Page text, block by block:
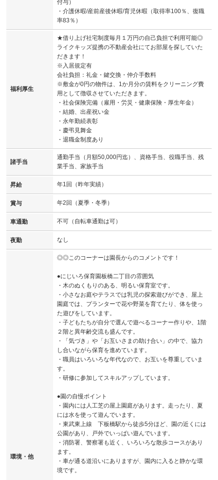
付与）
・介護休暇/産前産後休暇/育児休暇（取得率100％、復職
率83％）
福利厚生
★借り上げ社宅制度毎月１万円の自己負担で利用可能◎
ライクキッズ提携の不動産会社にてお部屋を探していた
だきます！
※入居規定有
会社負担：礼金・鍵交換・仲介手数料
※敷金が0円の物件は、1か月分の賃料をクリーニング費
用として徴収させていただきます。
・社会保険完備（雇用・労災・健康保険・厚生年金）
・結婚、出産祝い金
・永年勤続表彰
・慶弔見舞金
・退職金制度あり
諸手当
通勤手当（月額50,000円迄）、資格手当、役職手当、残
業手当、家族手当
昇給 年1回（昨年実績）
賞与 年2回（夏季・冬季）
車通勤 不可（自転車通勤は可）
夜勤 なし
環境・他
◎◎このコーナーは園長からのコメントです！
●にじいろ保育園板橋二丁目の雰囲気
・木のぬくもりのある、明るい保育室です。
・小さなお庭やテラスでは乳児の探索遊びができ、屋上
園庭では、プランターで花や野菜を育てたり、体を使っ
た遊びをしています。
・子どもたちが自分で選んで遊べるコーナー作りや、1階
２階と異年齢交流も盛んです。
・「気づき」や「お互いさまの助け合い」の中で、協力
し合いながら保育を進めています。
・職員はいろいろな年代なので、お互いを尊重していま
す。
・研修に参加してスキルアップしています。
●園の自慢ポイント
・園内には人工芝の屋上園庭があります。走ったり、夏
には水を使って遊んでいます。
・東武東上線 下板橋駅から徒歩5分ほど、園の近くには
公園があり、戸外でいっぱい遊んでいます。
・消防署、警察署も近く、いろいろな散歩コースがあり
ます。
・車が通る道沿いにありますが、園内に入ると静かな環
境です。